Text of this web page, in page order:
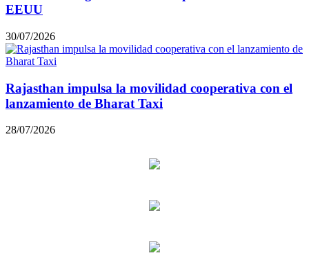
EEUU
30/07/2026
Rajasthan impulsa la movilidad cooperativa con el
lanzamiento de Bharat Taxi
28/07/2026